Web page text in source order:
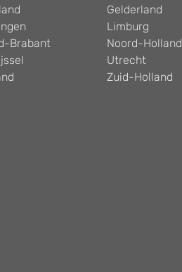
Gelderland
Limburg
Brabant
Noord-Holland
Utrecht
Zuid-Holland